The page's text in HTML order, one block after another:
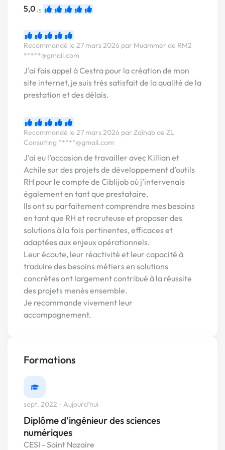
5,0 /5
Recommandé le 27 mars 2026 par Muammer de RM2
*****@gmail.com
J'ai fais appel à Cestra pour la création de mon
site internet, je suis très satisfait de la qualité de la
prestation et des délais.
Recommandé le 27 mars 2026 par Zaïnab de ZL
Consulting *****@gmail.com
J’ai eu l’occasion de travailler avec Killian et
Achile sur des projets de développement d’outils
RH pour le compte de Ciblijob où j’intervenais
également en tant que prestataire.
Ils ont su parfaitement comprendre mes besoins
en tant que RH et recruteuse et proposer des
solutions à la fois pertinentes, efficaces et
adaptées aux enjeux opérationnels.
Leur écoute, leur réactivité et leur capacité à
traduire des besoins métiers en solutions
concrètes ont largement contribué à la réussite
des projets menés ensemble.
Je recommande vivement leur
accompagnement.
Formations
sept. 2022 - Aujourd'hui
Diplôme d'ingénieur des sciences
numériques
CESI - Saint Nazaire